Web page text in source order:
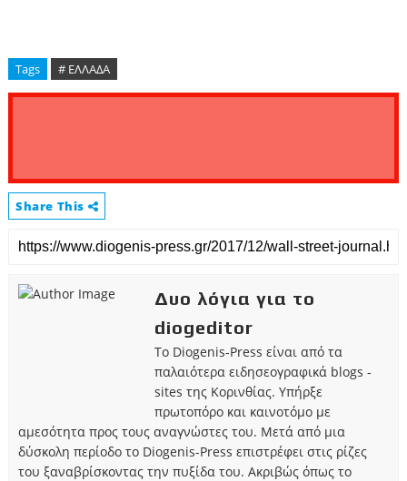
Tags # ΕΛΛΑΔΑ
Share This
Δυο λόγια για το
diogeditor
Το Diogenis-Press είναι από τα
παλαιότερα ειδησεογραφικά blogs -
sites της Κορινθίας. Υπήρξε
πρωτοπόρο και καινοτόμο με
αμεσότητα προς τους αναγνώστες του. Μετά από μια
δύσκολη περίοδο το Diogenis-Press επιστρέφει στις ρίζες
του ξαναβρίσκοντας την πυξίδα του. Ακριβώς όπως το